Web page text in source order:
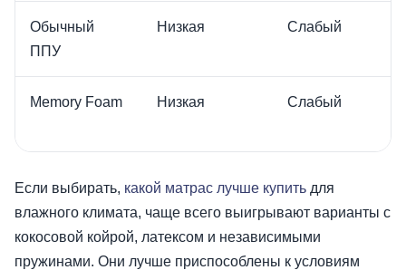
Обычный
ППУ
Низкая Слабый
Memory Foam Низкая Слабый
Если выбирать, какой матрас лучше купить для
влажного климата, чаще всего выигрывают варианты с
кокосовой койрой, латексом и независимыми
пружинами. Они лучше приспособлены к условиям